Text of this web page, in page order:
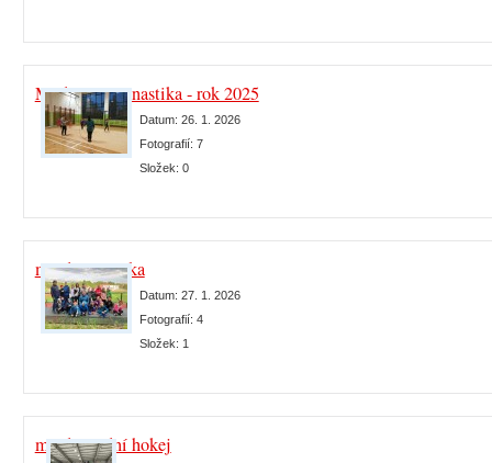
Moderní gymnastika - rok 2025
Datum: 26. 1. 2026
Fotografií: 7
Složek: 0
mládež atletika
Datum: 27. 1. 2026
Fotografií: 4
Složek: 1
mládež lední hokej